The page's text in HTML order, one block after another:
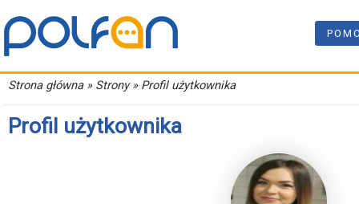
Strona główna» Strony » Profil użytkownika
Profil użytkownika